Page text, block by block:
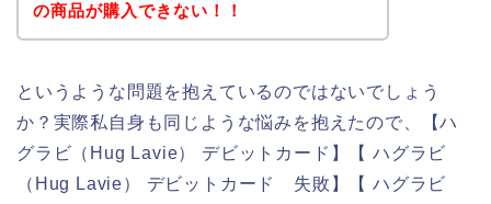
の商品が購入できない！！
というような問題を抱えているのではないでしょう
か？実際私自身も同じような悩みを抱えたので、【ハ
グラビ（Hug Lavie） デビットカード】【 ハグラビ
（Hug Lavie） デビットカード 失敗】【 ハグラビ